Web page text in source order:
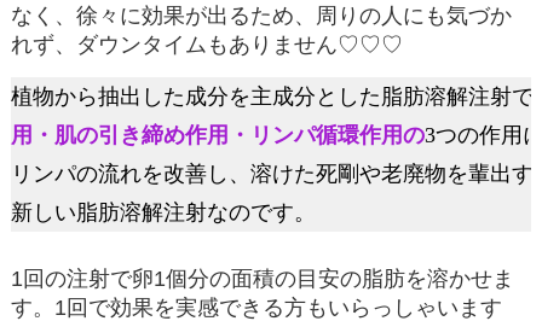
なく、徐々に効果が出るため、周りの人にも気づか
れず、ダウンタイムもありません♡♡♡
植物から抽出した成分を主成分とした脂肪溶解注射で
用・肌の引き締め作用・リンパ循環作用の3つの作用
リンパの流れを改善し、溶けた死剛や老廃物を輩出す
新しい脂肪溶解注射なのです。
1回の注射で卵1個分の面積の目安の脂肪を溶かせま
す。1回で効果を実感できる方もいらっしゃいます